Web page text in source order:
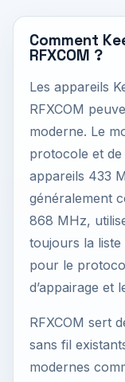
Comment
RFXCOM ?
Les appareils
RFXCOM
moderne. Le
protocole et
appareils 433
généralement
868 MHz,
toujours la liste
pour le
d’appairage et
RFXCOM sert
sans fil
modernes